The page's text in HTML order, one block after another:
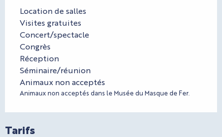
Location de salles
Visites gratuites
Concert/spectacle
Congrès
Réception
Séminaire/réunion
Animaux non acceptés
Animaux non acceptés dans le Musée du Masque de Fer.
Tarifs